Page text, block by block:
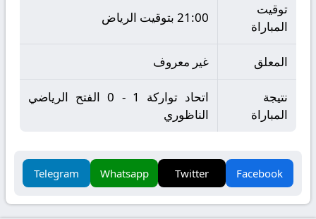
توقيت
المباراة
21:00 بتوقيت الرياض
المعلق غير معروف
نتيجة
المباراة
اتحاد تواركة 1 - 0 الفتح الرياضي
الناظوري
Facebook
Twitter
Whatsapp
Telegram